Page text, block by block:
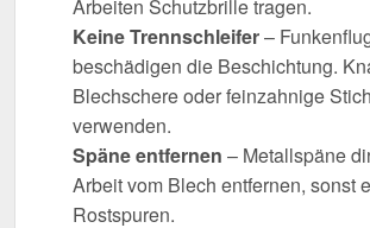
Arbeiten Schutzbrille tragen.
Keine Trennschleifer–
beschädigen die Beschichtung.
Blechschere oder feinzahnige
verwenden.
Späne entfernen – Metallspäne
Arbeit vom Blech entfernen, sonst
Rostspuren.